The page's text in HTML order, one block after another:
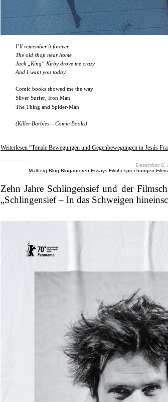
I’ll remember it forever
The old shop near home
Jack „King“ Kirby drove me crazy
And I want you today
Comic books showed me the way
Silver Surfer, Iron Man
The Thing and Spider-Man
(Killer Barbies – Comic Books)
Weiterlesen “Tonale Bewegungen und Gegenbewegungen in Jesús
Dezember 8,
Malberg Blog Blogautoren Essays Filmbesprechungen
Zehn Jahre Schlingensief und der
„Schlingensief – In das Schweigen